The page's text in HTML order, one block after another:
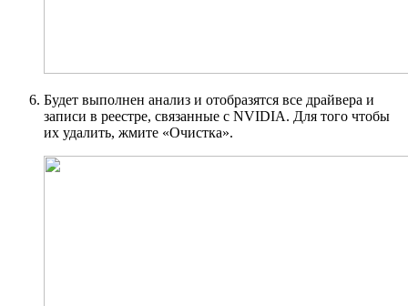
Будет выполнен анализ и отобразятся все драйвера и
записи в реестре, связанные с NVIDIA. Для того чтобы
их удалить, жмите «Очистка».